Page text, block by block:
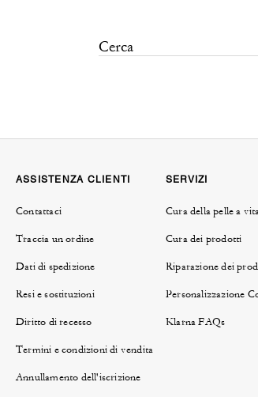
ASSISTENZA CLIENTI
Contattaci
Traccia un ordine
Dati di spedizione
Resi e sostituzioni
Diritto di recesso
Termini e condizioni di vendita
Annullamento dell'iscrizione
SERVIZI
Cura della pelle a
Cura dei prodotti
Riparazione dei
Personalizzazione
Klarna FAQs